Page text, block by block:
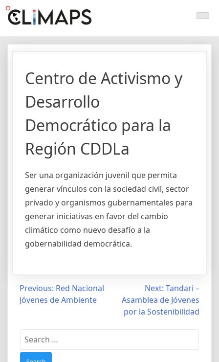
Skip
Climaps.org
Mapas de acción climática en Latinoamérica y el caribe
Centro de Activismo y
Desarrollo
Democrático para la
Región CDDLa
Ser una organización juvenil que permita
generar vínculos con la sociedad civil, sector
privado y organismos gubernamentales para
generar iniciativas en favor del cambio
climático como nuevo desafío a la
gobernabilidad democrática.
Post
navigation
Previous: Red Nacional
Jóvenes de Ambiente
Next: Tandari –
Asamblea de Jóvenes
por la Sostenibilidad
Search
for: